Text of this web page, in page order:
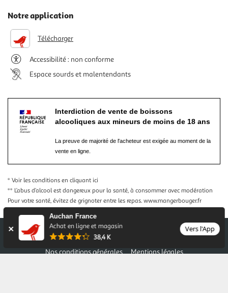
Auchan France
Achat en ligne et magasin
38,4 K
Vers l'App
Notre application
Télécharger
Accessibilité : non conforme
Espace sourds et malentendants
Interdiction de vente de boissons
alcooliques aux mineurs de moins de 18 ans
La preuve de majorité de l'acheteur est exigée au moment de la
vente en ligne.
* Voir les conditions en cliquant ici
** L’abus d’alcool est dangereux pour la santé, à consommer avec modération
Pour votre santé, évitez de grignoter entre les repas. www.mangerbouger.fr
Nos conditions générales
Mentions légales